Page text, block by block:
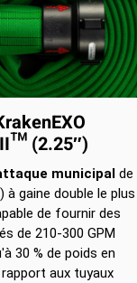
(2.25″)
municipal de
à gaine double le plus
de fournir des
de 210-300 GPM
30 % de poids en
aux tuyaux